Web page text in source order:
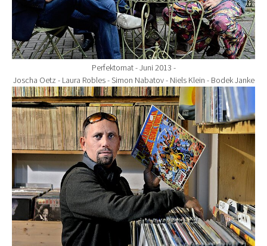
Perfektomat - Juni 2013 -
Joscha Oetz - Laura Robles - Simon Nabatov - Niels Klein - Bodek Janke
Show larger version for: